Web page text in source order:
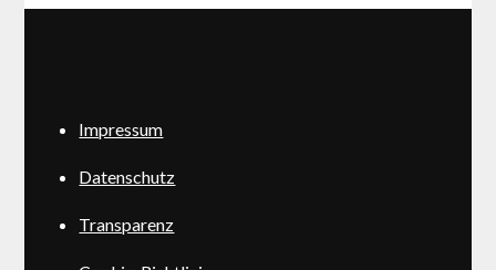
Impressum
Datenschutz
Transparenz